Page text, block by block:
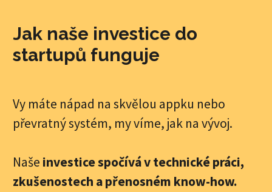
Jak naše investice do
startupů funguje
Vy máte nápad na skvělou appku nebo
převratný systém, my víme, jak na vývoj.
Naše investice spočívá v technické práci,
zkušenostech a přenosném know-how.